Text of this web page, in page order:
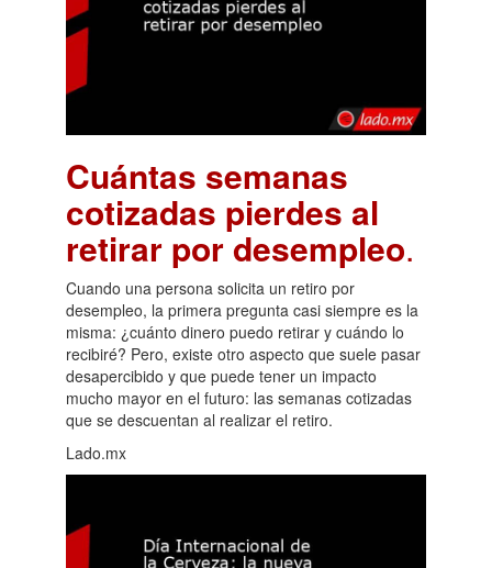
Cuántas semanas
cotizadas pierdes al
retirar por desempleo.
Cuando una persona solicita un retiro por
desempleo, la primera pregunta casi siempre es la
misma: ¿cuánto dinero puedo retirar y cuándo lo
recibiré? Pero, existe otro aspecto que suele pasar
desapercibido y que puede tener un impacto
mucho mayor en el futuro: las semanas cotizadas
que se descuentan al realizar el retiro.
Lado.mx